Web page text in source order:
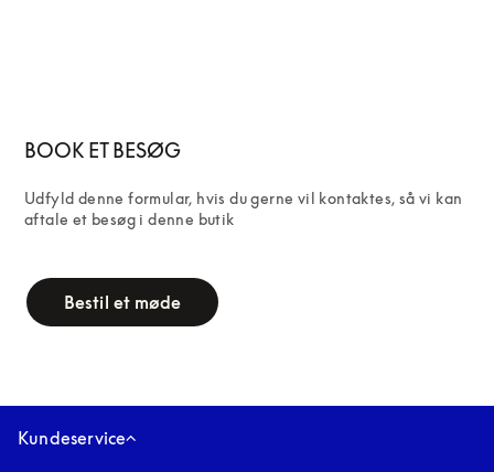
BOOK ET BESØG
Udfyld denne formular, hvis du gerne vil kontaktes, så vi kan
aftale et besøg i denne butik
Bestil et møde
Kundeservice